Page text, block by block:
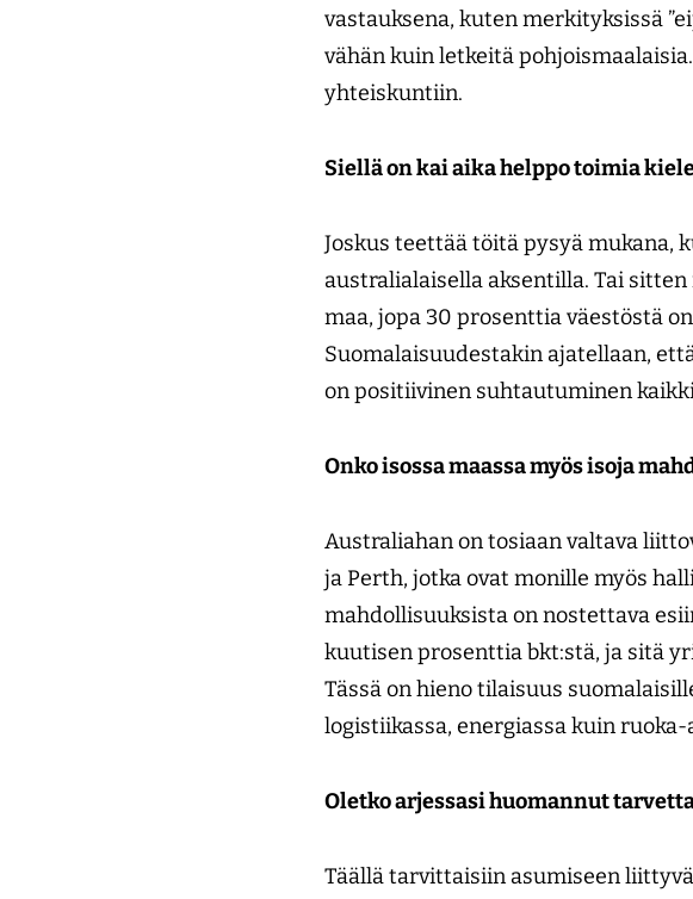
vastauksena, kuten merkityksissä
vähän kuin letkeitä
yhteiskuntiin.
Siellä on kai aika helppo toimia
Joskus teettää töitä pysyä mukana,
australialaisella aksentilla. Tai
maa, jopa 30 prosenttia väestöstä
Suomalaisuudestakin ajatellaan,
on positiivinen suhtautuminen
Onko isossa maassa myös isoja
Australiahan on tosiaan valtava
ja Perth, jotka ovat monille myös
mahdollisuuksista on nostettava
kuutisen prosenttia bkt:stä, ja sitä
Tässä on hieno tilaisuus
logistiikassa, energiassa kuin
Oletko arjessasi huomannut
Täällä tarvittaisiin asumiseen